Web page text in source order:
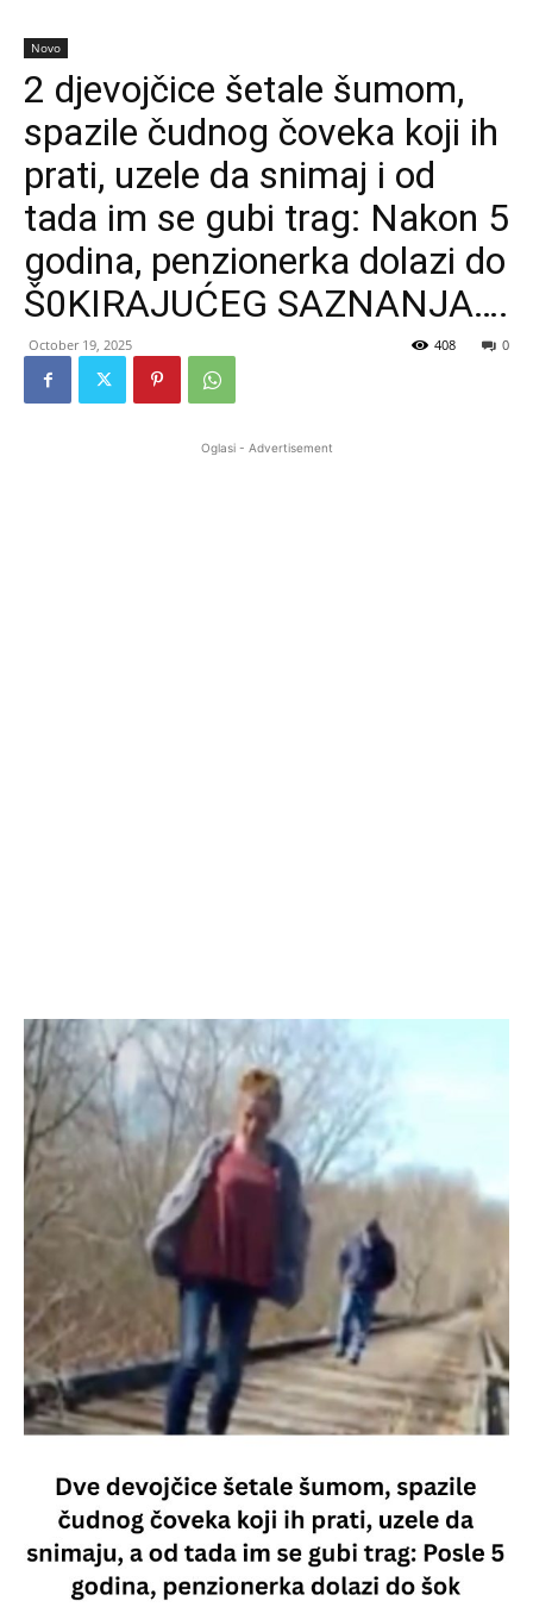
Novo
2 djevojčice šetale šumom,
spazile čudnog čoveka koji ih
prati, uzele da snimaj i od
tada im se gubi trag: Nakon 5
godina, penzionerka dolazi do
Š0KIRAJUĆEG SAZNANJA….
October 19, 2025 0
408
Oglasi - Advertisement